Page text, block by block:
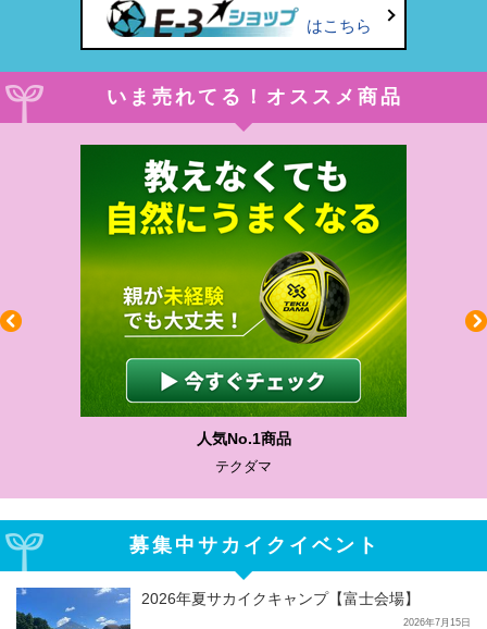
はこちら
いま売れてる！オススメ商品
人気No.1商品
テクダマ
募集中サカイクイベント
2026年夏サカイクキャンプ【富士会場】
2026年7月15日